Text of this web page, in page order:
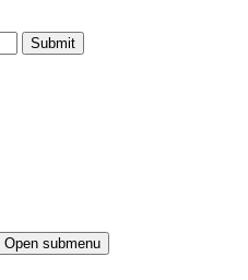
Submit
Open submenu